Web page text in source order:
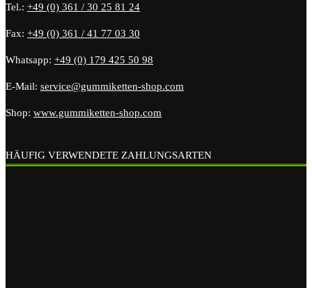
Tel.: +49 (0) 361 / 30 25 81 24
Fax: +49 (0) 361 / 41 77 03 30
Whatsapp: +49 (0) 179 425 50 98
E-Mail: service@gummiketten-shop.com
Shop: www.gummiketten-shop.com
HÄUFIG VERWENDETE ZAHLUNGSARTEN